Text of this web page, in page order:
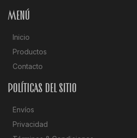
Menú
Inicio
Productos
Contacto
Políticas del sitio
Envíos
Privacidad